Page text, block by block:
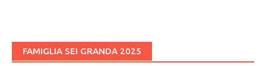
FAMIGLIA SEI GRANDA 2025